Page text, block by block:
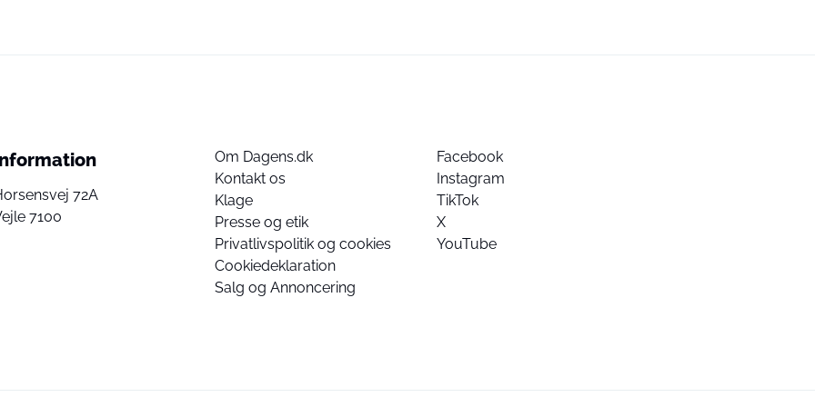
72A
7100
Om Dagens.dk
Kontakt os
Klage
Presse og etik
Privatlivspolitik og cookies
Cookiedeklaration
Salg og Annoncering
Facebook
Instagram
TikTok
X
YouTube